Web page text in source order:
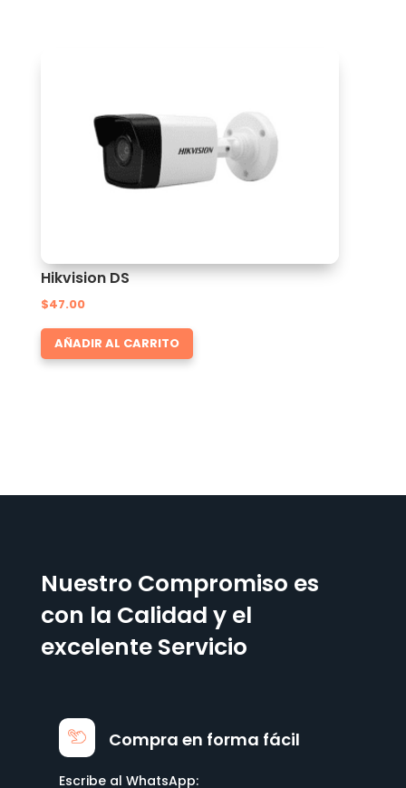
Hikvision DS
$47.00
AÑADIR AL CARRITO
Nuestro Compromiso es
con la Calidad y el
excelente Servicio
Compra en forma fácil
Escribe al WhatsApp: